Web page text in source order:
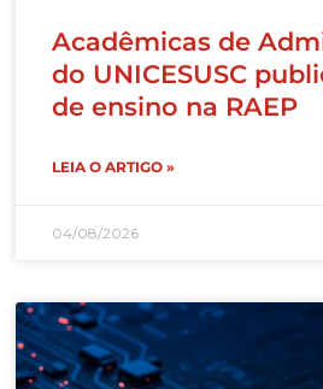
Acadêmicas de
do UNICESUSC
de ensino na RAEP
LEIA O ARTIGO »
04/08/2026